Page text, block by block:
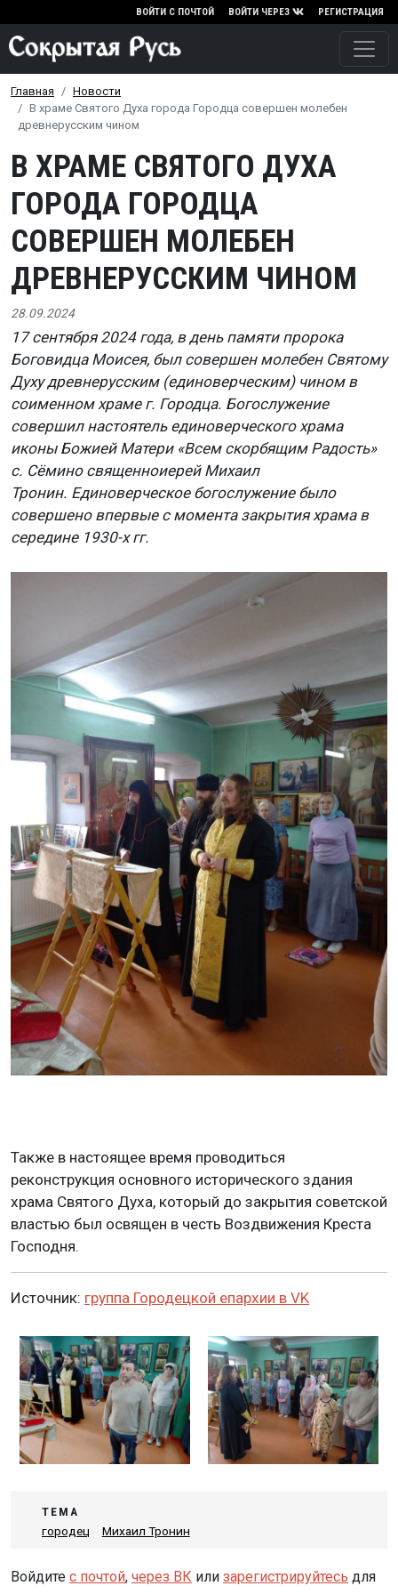
Перейти к основному
ВОЙТИ С ПОЧТОЙ ВОЙТИ ЧЕРЕЗ РЕГИСТРАЦИЯ
Главная
Новости
В храме Святого Духа города Городца совершен молебен
древнерусским чином
В ХРАМЕ СВЯТОГО ДУХА
ГОРОДА ГОРОДЦА
СОВЕРШЕН МОЛЕБЕН
ДРЕВНЕРУССКИМ ЧИНОМ
28.09.2024
17 сентября 2024 года, в день памяти пророка
Боговидца Моисея, был совершен молебен Святому
Духу древнерусским (единоверческим) чином в
соименном храме г. Городца. Богослужение
совершил настоятель единоверческого храма
иконы Божией Матери «Всем скорбящим Радость»
с. Сёмино священноиерей Михаил
Тронин. Единоверческое богослужение было
совершено впервые с момента закрытия храма в
середине 1930-х гг.
Также в настоящее время проводиться
реконструкция основного исторического здания
храма Святого Духа, который до закрытия советской
властью был освящен в честь Воздвижения Креста
Господня.
Источник: группа Городецкой епархии в VK
ТЕМА
городец
Михаил Тронин
Войдите с почтой, через ВК или зарегистрируйтесь для